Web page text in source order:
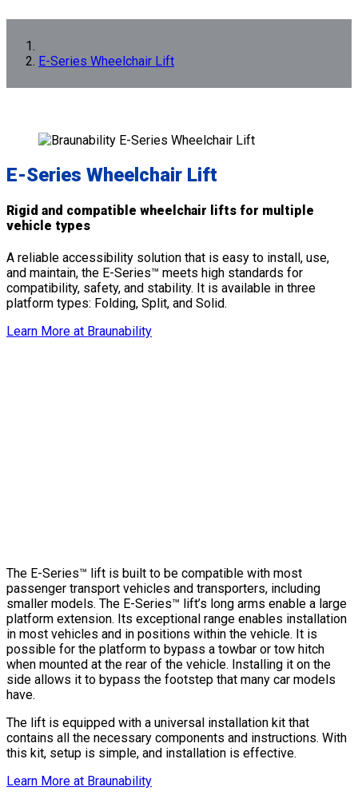
E-Series Wheelchair Lift
E-Series Wheelchair Lift
Rigid and compatible wheelchair lifts for multiple
vehicle types
A reliable accessibility solution that is easy to install, use,
and maintain, the E-Series™ meets high standards for
compatibility, safety, and stability. It is available in three
platform types: Folding, Split, and Solid.
Learn More at Braunability
The E-Series™ lift is built to be compatible with most
passenger transport vehicles and transporters, including
smaller models. The E-Series™ lift’s long arms enable a large
platform extension. Its exceptional range enables installation
in most vehicles and in positions within the vehicle. It is
possible for the platform to bypass a towbar or tow hitch
when mounted at the rear of the vehicle. Installing it on the
side allows it to bypass the footstep that many car models
have.
The lift is equipped with a universal installation kit that
contains all the necessary components and instructions. With
this kit, setup is simple, and installation is effective.
Learn More at Braunability